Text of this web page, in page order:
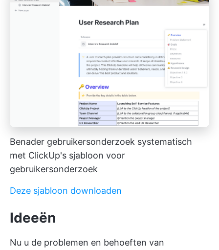
Benader gebruikersonderzoek systematisch
met ClickUp's sjabloon voor
gebruikersonderzoek
Deze sjabloon downloaden
Ideeën
Nu u de problemen en behoeften van